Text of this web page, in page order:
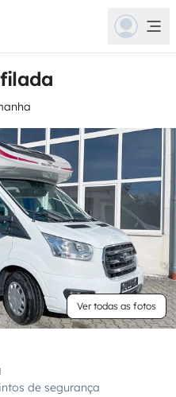
Ver todas as fotos
de segurança